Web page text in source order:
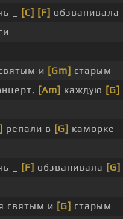
_ [C] [F] обзванивала
_
и [Gm] старым
[Am] каждую [G]
репали в [G] каморке
_ [F] обзванивала [G]
святым и [G] старым